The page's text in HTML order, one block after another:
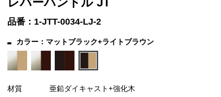
品番：1-JTT-0034-LJ-2
カラー：マットブラック+ライトブラウン
材質
亜鉛ダイキャスト+強化木